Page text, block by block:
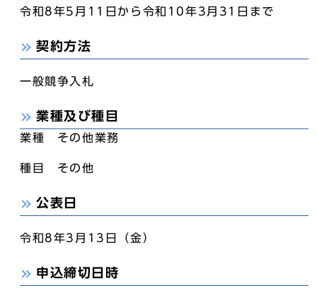
令和8年5月11日から令和10年3月31日まで
契約方法
一般競争入札
業種及び種目
業種 その他業務
種目 その他
公表日
令和8年3月13日（金）
申込締切日時